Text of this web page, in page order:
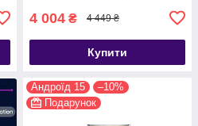
4 004 ₴ 4 449 ₴
Купити
Андроїд 15
–10%
Подарунок